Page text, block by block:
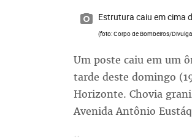
Estrutura caiu em cima
(foto: Corpo de Bombeiros/
Um poste caiu em um
tarde deste domingo
Horizonte. Chovia
Avenida Antônio